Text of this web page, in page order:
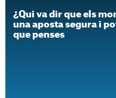
¿Qui va dir que els
una aposta segura i
que penses